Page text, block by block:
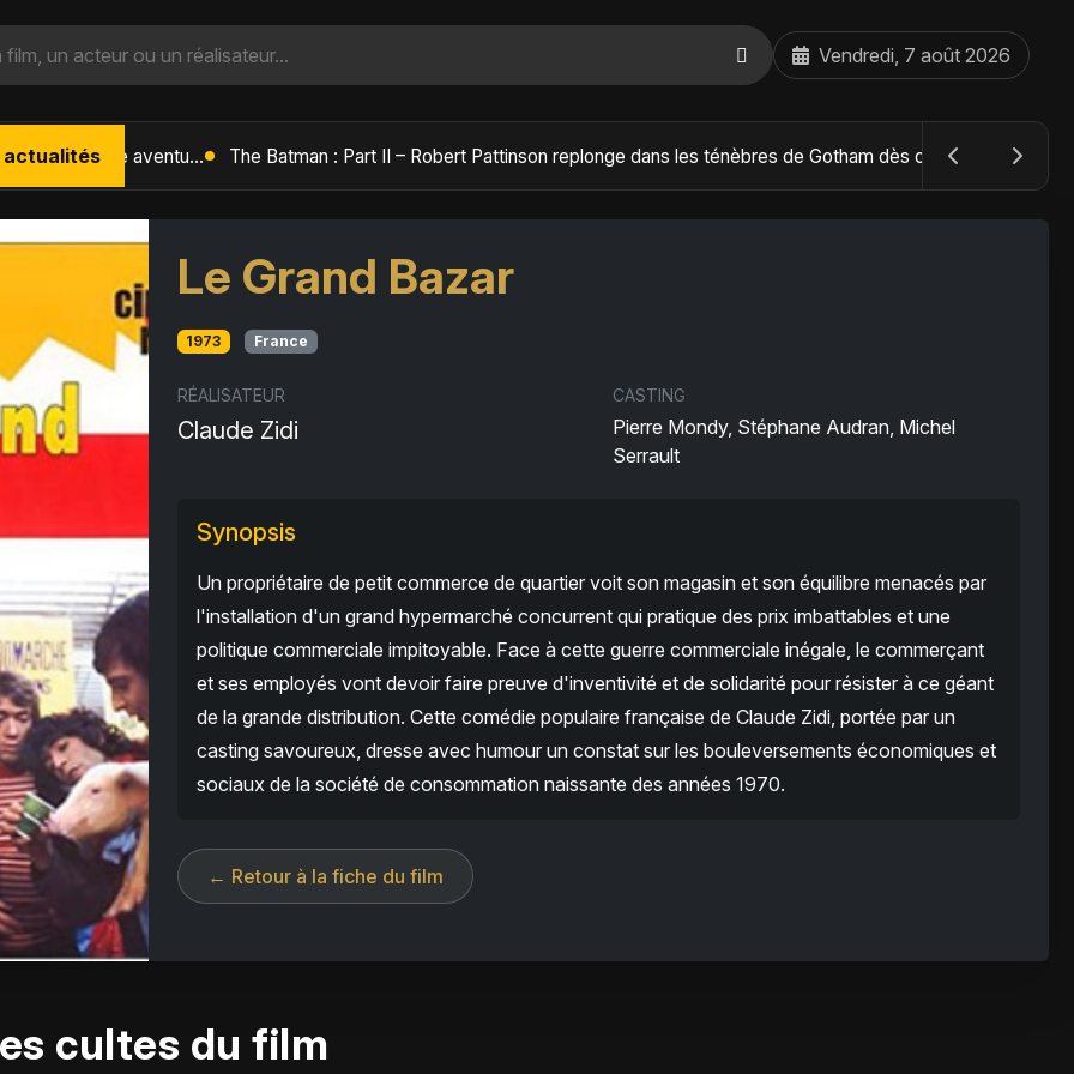
Vendredi, 7 août 2026
actualités L'Âge de Glace : Le Réveil du Volcan – Manny, Sid et Diego de retour pour une aventure explosive The Batman : Part II – Robert Pattinson replonge dans les ténèbres de Gotham dès octobre 2027
Le Grand Bazar
1973 France
RÉALISATEUR
Claude Zidi
CASTING
Pierre Mondy, Stéphane Audran, Michel
Serrault
Synopsis
Un propriétaire de petit commerce de quartier voit son magasin et son équilibre menacés par
l'installation d'un grand hypermarché concurrent qui pratique des prix imbattables et une
politique commerciale impitoyable. Face à cette guerre commerciale inégale, le commerçant
et ses employés vont devoir faire preuve d'inventivité et de solidarité pour résister à ce géant
de la grande distribution. Cette comédie populaire française de Claude Zidi, portée par un
casting savoureux, dresse avec humour un constat sur les bouleversements économiques et
sociaux de la société de consommation naissante des années 1970.
← Retour à la fiche du film
cultes du film